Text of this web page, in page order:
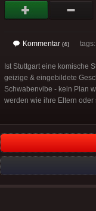
Kommentar (4)
Ist Stuttgart eine komische
geizige & eingebildete
Schwabenvibe - kein Plan
werden wie ihre Eltern